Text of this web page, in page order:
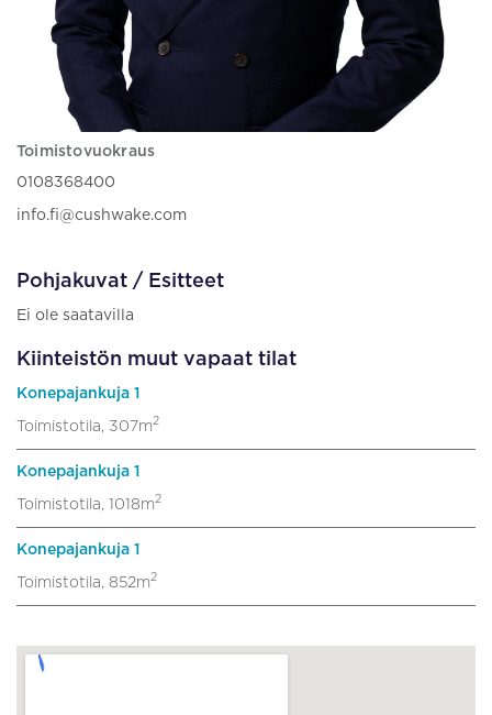
Toimistovuokraus
0108368400
info.fi@cushwake.com
Pohjakuvat / Esitteet
Ei ole saatavilla
Kiinteistön muut vapaat tilat
Konepajankuja 1
Toimistotila, 307m2
Konepajankuja 1
Toimistotila, 1018m2
Konepajankuja 1
Toimistotila, 852m2